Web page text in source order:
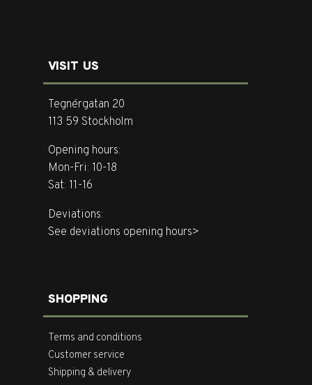
VISIT US
Tegnérgatan 20
113 59 Stockholm
Opening hours:
Mon-Fri: 10-18
Sat: 11-16
Deviations:
See deviations opening hours>
SHOPPING
Terms and conditions
Customer service
Shipping & delivery